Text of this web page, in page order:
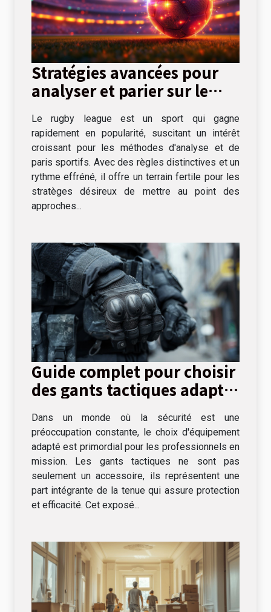
Stratégies avancées pour
analyser et parier sur le
rugby league
Le rugby league est un sport qui gagne
rapidement en popularité, suscitant un intérêt
croissant pour les méthodes d'analyse et de
paris sportifs. Avec des règles distinctives et un
rythme effréné, il offre un terrain fertile pour les
stratèges désireux de mettre au point des
approches...
Guide complet pour choisir
des gants tactiques adaptés
professionnelles
Dans un monde où la sécurité est une
préoccupation constante, le choix d'équipement
adapté est primordial pour les professionnels en
mission. Les gants tactiques ne sont pas
seulement un accessoire, ils représentent une
part intégrante de la tenue qui assure protection
et efficacité. Cet exposé...